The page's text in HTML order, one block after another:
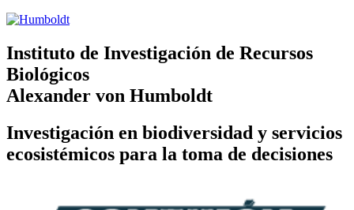
Instituto de Investigación de Recursos
Biológicos
Alexander von Humboldt
Investigación en biodiversidad y servicios
ecosistémicos para la toma de decisiones